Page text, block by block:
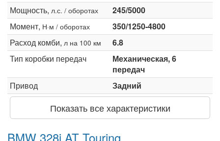
Мощность, л.с. / оборотах
245/5000
Момент, Н·м / оборотах
350/1250-4800
Расход комби, л на 100 км
6.8
Тип коробки передач
Механическая, 6
передач
Привод
Задний
Показать все характеристики
BMW 328i AT Touring